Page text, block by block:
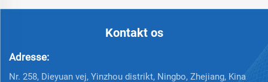
Kontakt os
Adresse:
Nr. 258, Dieyuan vej, Yinzhou distrikt, Ningbo, Zhejiang, Kina